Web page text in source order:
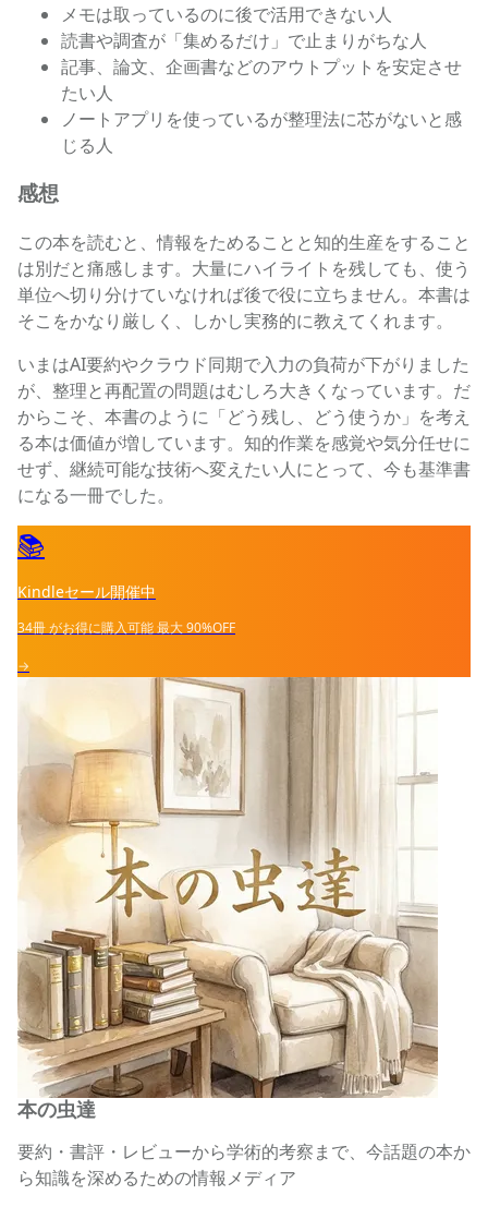
メモは取っているのに後で活用できない人
読書や調査が「集めるだけ」で止まりがちな人
記事、論文、企画書などのアウトプットを安定させ
たい人
ノートアプリを使っているが整理法に芯がないと感
じる人
感想
この本を読むと、情報をためることと知的生産をすること
は別だと痛感します。大量にハイライトを残しても、使う
単位へ切り分けていなければ後で役に立ちません。本書は
そこをかなり厳しく、しかし実務的に教えてくれます。
いまはAI要約やクラウド同期で入力の負荷が下がりました
が、整理と再配置の問題はむしろ大きくなっています。だ
からこそ、本書のように「どう残し、どう使うか」を考え
る本は価値が増しています。知的作業を感覚や気分任せに
せず、継続可能な技術へ変えたい人にとって、今も基準書
になる一冊でした。
📚
Kindleセール開催中
34冊がお得に購入可能最大90%OFF
→
本の虫達
要約・書評・レビューから学術的考察まで、今話題の本か
ら知識を深めるための情報メディア